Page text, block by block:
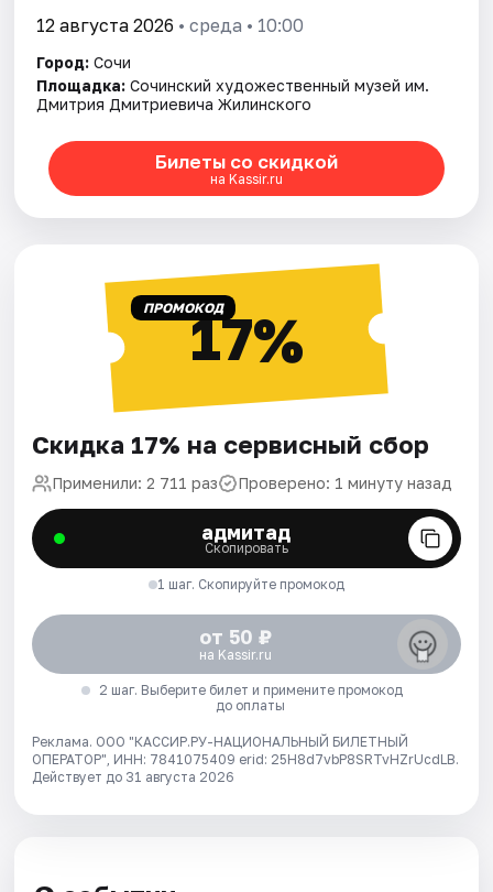
12 августа 2026 • среда • 10:00
Город: Сочи
Площадка: Сочинский художественный музей им.
Дмитрия Дмитриевича Жилинского
Билеты со скидкой
на Kassir.ru
ПРОМОКОД17%
Скидка 17% на сервисный сбор
Применили: 2 711 раз Проверено: 1 минуту назад
адмитад
Скопировать
1 шаг. Скопируйте промокод
от 50 ₽
на Kassir.ru
2 шаг. Выберите билет и примените промокод
до оплаты
Реклама. ООО "КАССИР.РУ-НАЦИОНАЛЬНЫЙ БИЛЕТНЫЙ
ОПЕРАТОР", ИНН: 7841075409 erid: 25H8d7vbP8SRTvHZrUcdLB.
Действует до 31 августа 2026